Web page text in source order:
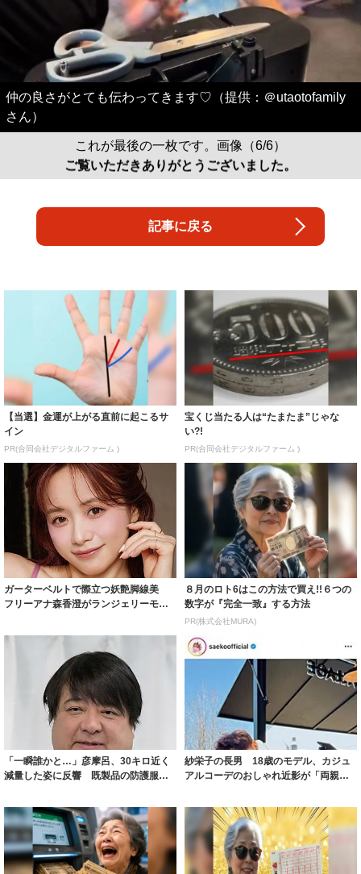
仲の良さがとても伝わってきます♡（提供：＠utaotofamily
さん）
これが最後の一枚です。画像（6/6）
ご覧いただきありがとうございました。
記事に戻る
【当選】金運が上がる直前に起こるサ
イン
PR(合同会社デジタルファーム )
宝くじ当たる人は“たまたま”じゃな
い?!
PR(合同会社デジタルファーム )
ガーターベルトで際立つ妖艶脚線美
フリーアナ森香澄がランジェリーモデ
８月のロト6はこの方法で買え!!６つの
数字が『完全一致』する方法
PR(株式会社MURA)
「一瞬誰かと…」彦摩呂、30キロ近く
減量した姿に反響 既製品の防護服が
紗栄子の長男 18歳のモデル、カジュ
アルコーデのおしゃれ近影が「両親の